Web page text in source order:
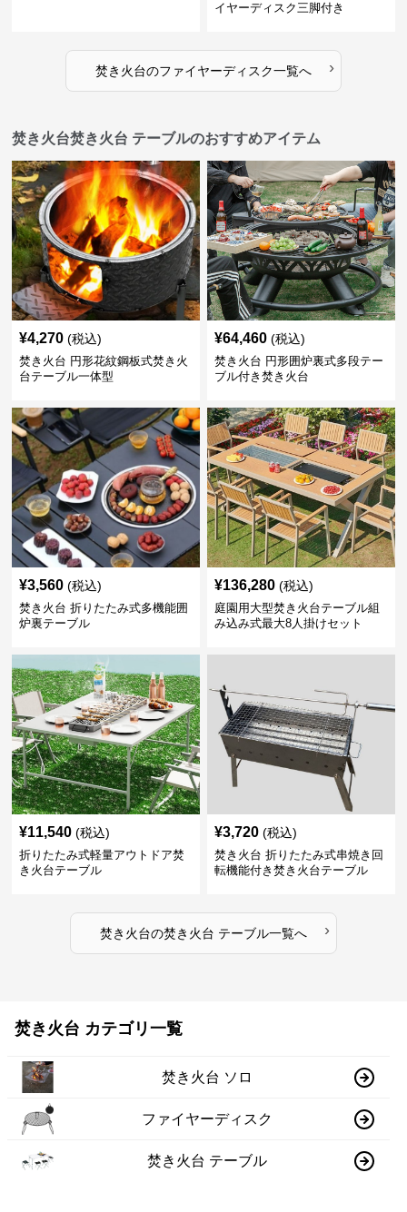
イヤーディスク三脚付き
焚き火台のファイヤーディスク一覧へ ›
焚き火台焚き火台 テーブルのおすすめアイテム
¥4,270 (税込)
焚き火台 円形花紋鋼板式焚き火
台テーブル一体型
¥64,460 (税込)
焚き火台 円形囲炉裏式多段テー
ブル付き焚き火台
¥3,560 (税込)
焚き火台 折りたたみ式多機能囲
炉裏テーブル
¥136,280 (税込)
庭園用大型焚き火台テーブル組
み込み式最大8人掛けセット
¥11,540 (税込)
折りたたみ式軽量アウトドア焚
き火台テーブル
¥3,720 (税込)
焚き火台 折りたたみ式串焼き回
転機能付き焚き火台テーブル
焚き火台の焚き火台 テーブル一覧へ ›
焚き火台 カテゴリ一覧
焚き火台 ソロ
ファイヤーディスク
焚き火台 テーブル